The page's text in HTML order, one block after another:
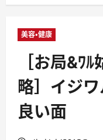
ー
美容・健康
［お局&ﾜﾙ
略］イジ
良い面